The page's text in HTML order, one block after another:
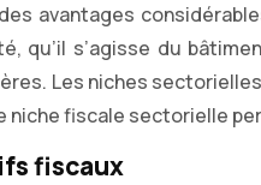
avantages
qu’il s’agisse du
Les niches
niche fiscale sectorielle
fiscaux